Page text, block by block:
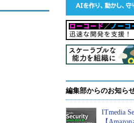
編集部からのお知ら
ITmedia